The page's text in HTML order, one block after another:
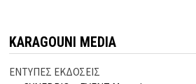
KARAGOUNI MEDIA
ΕΝΤΥΠΕΣ ΕΚΔΟΣΕΙΣ